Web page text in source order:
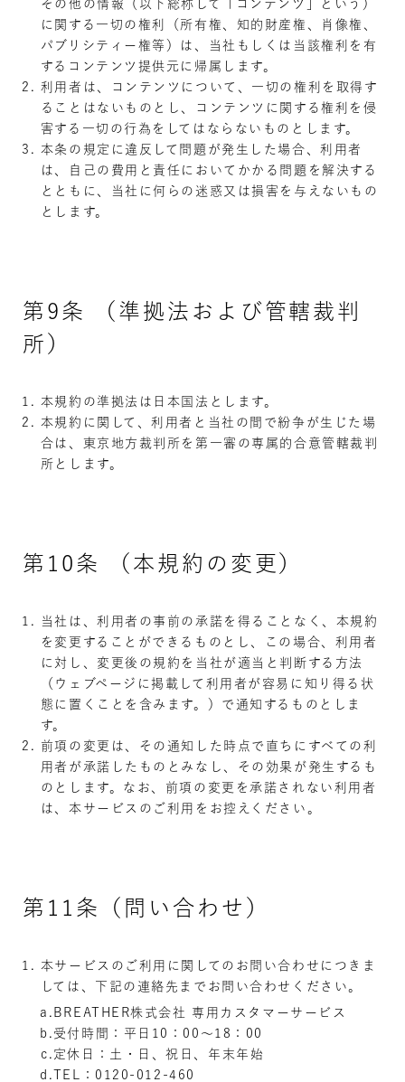
その他の情報（以下総称して「コンテンツ」という）
に関する一切の権利（所有権、知的財産権、肖像権、
パブリシティー権等）は、当社もしくは当該権利を有
するコンテンツ提供元に帰属します。
利用者は、コンテンツについて、一切の権利を取得す
ることはないものとし、コンテンツに関する権利を侵
害する一切の行為をしてはならないものとします。
本条の規定に違反して問題が発生した場合、利用者
は、自己の費用と責任においてかかる問題を解決する
とともに、当社に何らの迷惑又は損害を与えないもの
とします。
第9条 （準拠法および管轄裁判
所）
本規約の準拠法は日本国法とします。
本規約に関して、利用者と当社の間で紛争が生じた場
合は、東京地方裁判所を第一審の専属的合意管轄裁判
所とします。
第10条 （本規約の変更）
当社は、利用者の事前の承諾を得ることなく、本規約
を変更することができるものとし、この場合、利用者
に対し、変更後の規約を当社が適当と判断する方法
（ウェブページに掲載して利用者が容易に知り得る状
態に置くことを含みます。）で通知するものとしま
す。
前項の変更は、その通知した時点で直ちにすべての利
用者が承諾したものとみなし、その効果が発生するも
のとします。なお、前項の変更を承諾されない利用者
は、本サービスのご利用をお控えください。
第11条（問い合わせ）
本サービスのご利用に関してのお問い合わせにつきま
しては、下記の連絡先までお問い合わせください。
BREATHER株式会社 専用カスタマーサービス
受付時間：平日10：00～18：00
定休日：土・日、祝日、年末年始
TEL：0120-012-460